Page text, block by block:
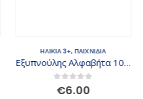
,ΗΛΙΚΙΑ 8+,ΠΑΙΧΝΙΔΙΑ
ΗΛΙΚΙΑ 3+, ΠΑΙΧΝΙΔΙΑ
Εξυπνούλης Αλφαβήτα 1024-63766
out of 5
€6.00